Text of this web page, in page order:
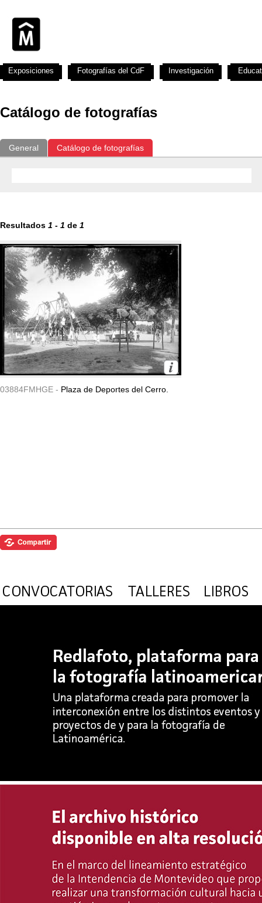
Catálogo de fotografías
General Catálogo de fotografías
Resultados 1 - 1 de 1
03884FMHGE - Plaza de Deportes del Cerro.
Exposiciones Fotografías del CdF Investigación